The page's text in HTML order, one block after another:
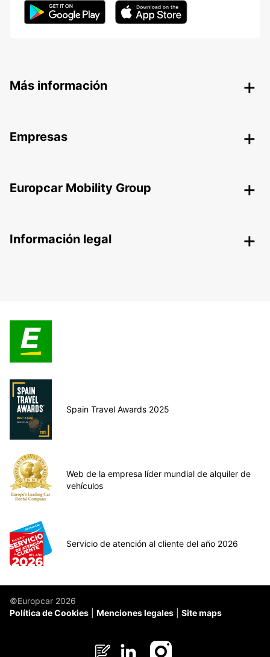
Más información
Empresas
Europcar Mobility Group
Información legal
Spain Travel Awards 2025
Web de la empresa líder mundial de alquiler de
vehículos
Servicio de atención al cliente del año 2026
©Europcar 2026
Política de Cookies
Menciones legales Site maps